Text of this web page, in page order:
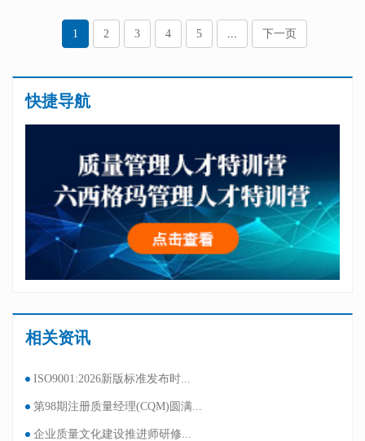
1 2 3 4 5 ... 下一页
快捷导航
相关资讯
ISO9001:2026新版标准发布时...
第98期注册质量经理(CQM)圆满...
企业质量文化建设推进师研修...